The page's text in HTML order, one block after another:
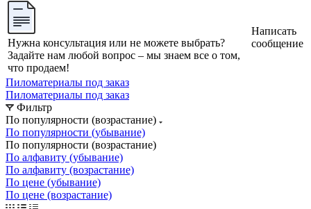
Нужна консультация или не можете выбрать?
Задайте нам любой вопрос – мы знаем все о том,
что продаем!
Написать
сообщение
Пиломатериалы под заказ
Пиломатериалы под заказ
Фильтр
По популярности (возрастание)
По популярности (убывание)
По популярности (возрастание)
По алфавиту (убывание)
По алфавиту (возрастание)
По цене (убывание)
По цене (возрастание)